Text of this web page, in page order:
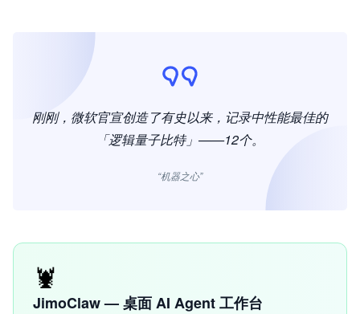
刚刚，微软官宣创造了有史以来，记录中性能最佳的
「逻辑量子比特」——12个。
“机器之心”
🦞
JimoClaw — 桌面 AI Agent 工作台